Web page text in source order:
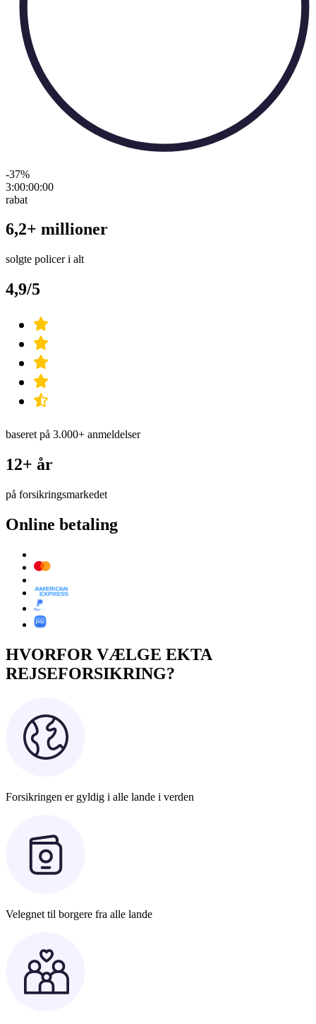
-37%
3:00:00:00
rabat
6,2+ millioner
solgte policer i alt
4,9/5
baseret på 3.000+ anmeldelser
12+ år
på forsikringsmarkedet
Online betaling
HVORFOR VÆLGE EKTA
REJSEFORSIKRING?
Forsikringen er gyldig i alle lande i verden
Velegnet til borgere fra alle lande